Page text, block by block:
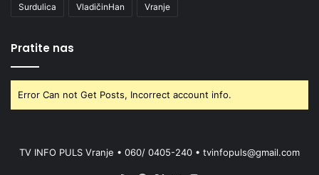
Surdulica VladičinHan Vranje
Pratite nas
Error Can not Get Posts, Incorrect account info.
TV INFO PULS Vranje • 060/ 0405-240 • tvinfopuls@gmail.com